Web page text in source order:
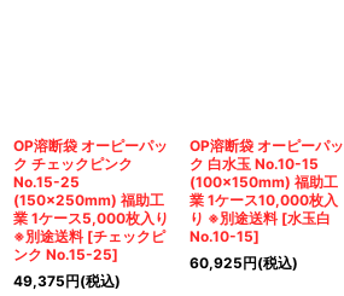
OP溶断袋 オーピーパッ
ク チェックピンク
No.15-25
(150×250mm) 福助工
業 1ケース5,000枚入り
※別途送料 [チェックピ
ンク No.15-25]
49,375円(税込)
OP溶断袋 オーピーパッ
ク 白水玉 No.10-15
(100×150mm) 福助工
業 1ケース10,000枚入
り ※別途送料 [水玉白
No.10-15]
60,925円(税込)